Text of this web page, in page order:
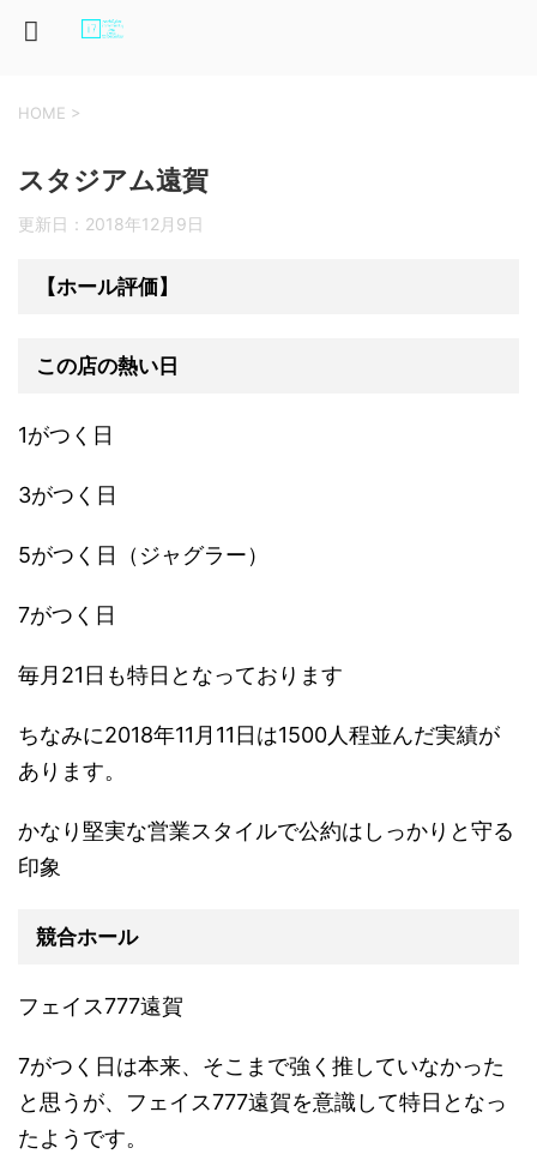
HOME >
スタジアム遠賀
更新日： 2018年12月9日
【ホール評価】
この店の熱い日
1がつく日
3がつく日
5がつく日（ジャグラー）
7がつく日
毎月21日も特日となっております
ちなみに2018年11月11日は1500人程並んだ実績が
あります。
かなり堅実な営業スタイルで公約はしっかりと守る
印象
競合ホール
フェイス777遠賀
7がつく日は本来、そこまで強く推していなかった
と思うが、フェイス777遠賀を意識して特日となっ
たようです。